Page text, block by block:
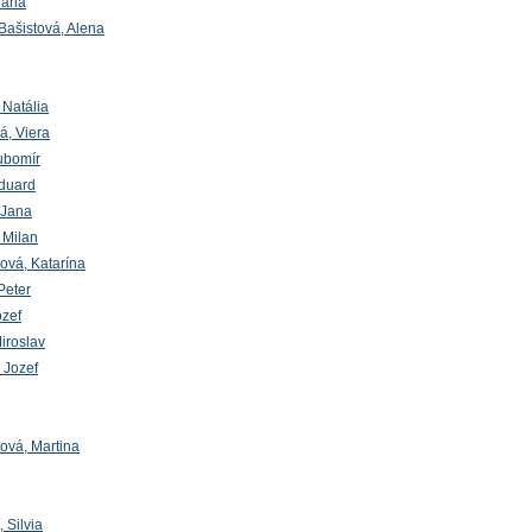
Alena
Viera
Katarína
Jozef
Martina
Silvia